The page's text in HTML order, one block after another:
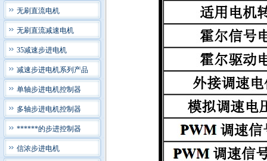
无刷直流电机
无刷直流减速电机
35减速步进电机
减速步进电机系列产品
单轴步进电机控制器
多轴步进电机控制器
******的步进控制器
信浓步进电机